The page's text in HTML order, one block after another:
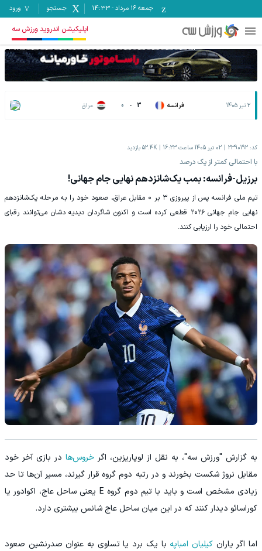
جمعه ۱۶ مرداد -
14:33 جستجو ورود
اپلیکیشن اندروید ورزش سه
2 تیر 1405 فرانسه 3
-
0 عراق
کد: 2390192 02 تیر 1405 ساعت 16:23 52.4K بازدید
با احتمالی کمتر از یک درصد
برزیل-فرانسه: بمب یک‌شانزدهم نهایی جام جهانی!
تیم ملی فرانسه پس از پیروزی ۳ بر ۰ مقابل عراق، صعود خود را به مرحله یک‌شانزدهم
نهایی جام جهانی ۲۰۲۶ قطعی کرده است و اکنون شاگردان دیدیه دشان می‌توانند رقبای
احتمالی خود را ارزیابی کنند.
به گزارش "ورزش سه"، به نقل از لوپاریزین، اگر خروس‌ها در بازی آخر خود
مقابل نروژ شکست بخورند و در رتبه دوم گروه قرار گیرند، مسیر آن‌ها تا حد
زیادی مشخص است و باید با تیم دوم گروه E یعنی ساحل عاج، اکوادور یا
کوراسائو دیدار کنند که در این میان ساحل عاج شانس بیشتری دارد.
اما اگر یارانکیلیان امباپه با یک برد یا تساوی به عنوان صدرنشین صعود